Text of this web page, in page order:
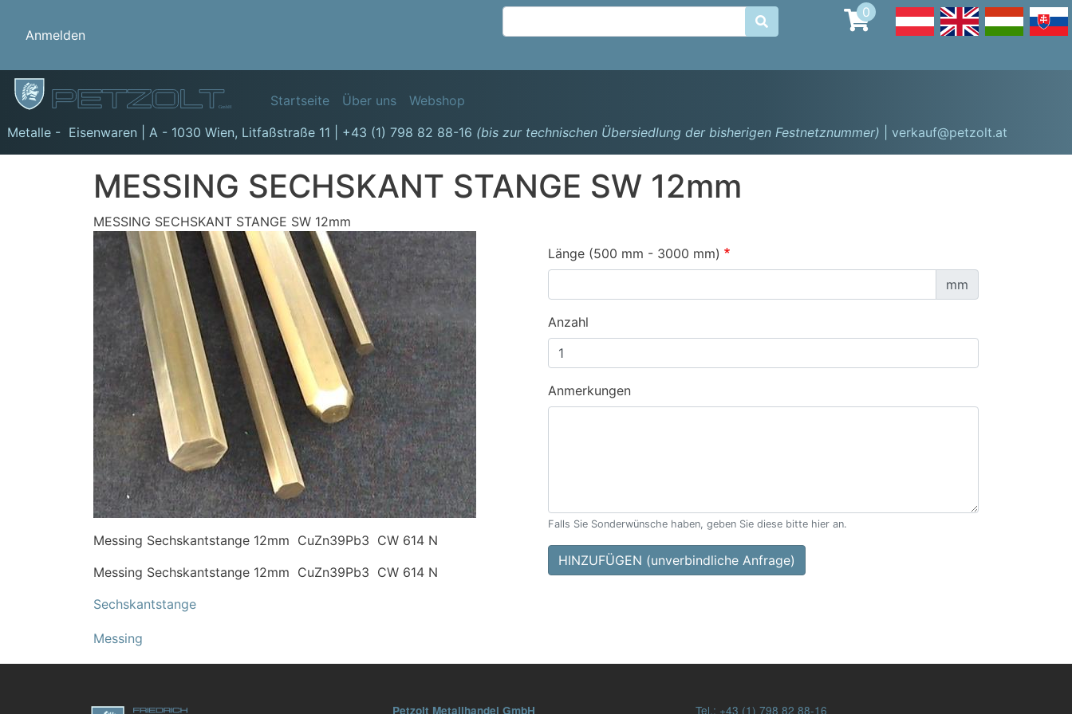
Direkt
Benutzermenü
Anmelden

0
GmbH Hauptnavigation
Startseite Über uns
Webshop
Metalle - Eisenwaren | A - 1030 Wien, Litfaßstraße 11 +43 (1) 798 82 88-16 (bis zur technischen Übersiedlung der bisherigen Festnetznummer) | verkauf@petzolt.at
MESSING SECHSKANT STANGE SW 12mm
MESSING SECHSKANT STANGE SW 12mm
Messing Sechskantstange 12mm CuZn39Pb3 CW 614 N
Messing Sechskantstange 12mm CuZn39Pb3 CW 614 N
Länge (500 mm - 3000 mm)
mm
Anzahl
Anmerkungen
Falls Sie Sonderwünsche haben, geben Sie diese bitte hier an.
HINZUFÜGEN (unverbindliche Anfrage)
Sechskantstange
Messing
Petzolt Metallhandel GmbH Tel.: +43 (1) 798 82 88-16